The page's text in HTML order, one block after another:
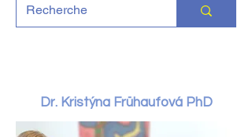
Dr. Kristýna Frühaufová PhD